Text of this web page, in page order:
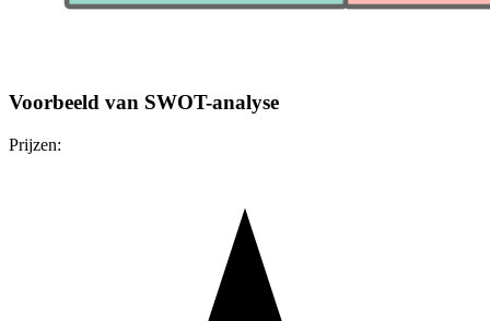
Voorbeeld van SWOT-analyse
Prijzen: